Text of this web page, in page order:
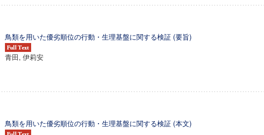
鳥類を用いた優劣順位の行動・生理基盤に関する検証 (要旨)
青田, 伊莉安
鳥類を用いた優劣順位の行動・生理基盤に関する検証 (本文)